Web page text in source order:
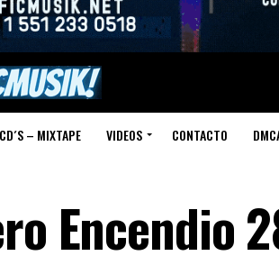
CD´S – MIXTAPE VIDEOS CONTACTO
Encendio